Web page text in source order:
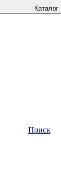
Каталог
Поиск